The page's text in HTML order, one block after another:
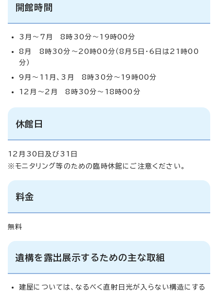
開館時間
3月～7月 8時30分～19時00分
8月 8時30分～20時00分（8月5日・6日は21時00
分）
9月～11月、3月 8時30分～19時00分
12月～2月 8時30分～18時00分
休館日
12月30日及び31日
※モニタリング等のための臨時休館にご注意ください。
料金
無料
遺構を露出展示するための主な取組
建屋については、なるべく直射日光が入らない構造にする